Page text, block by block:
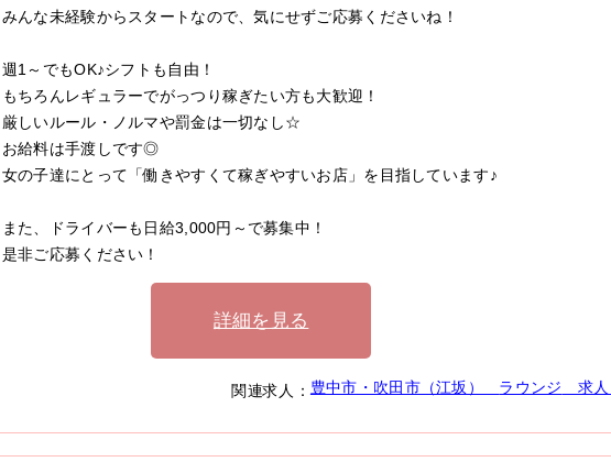
みんな未経験からスタートなので、気にせずご応募くださいね！
週1～でもOK♪シフトも自由！
もちろんレギュラーでがっつり稼ぎたい方も大歓迎！
厳しいルール・ノルマや罰金は一切なし☆
お給料は手渡しです◎
女の子達にとって「働きやすくて稼ぎやすいお店」を目指しています♪
また、ドライバーも日給3,000円～で募集中！
是非ご応募ください！
詳細を見る
関連求人：豊中市・吹田市（江坂） ラウンジ 求人